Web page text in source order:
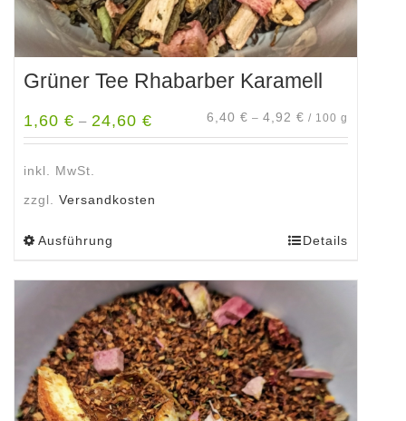
Grüner Tee Rhabarber Karamell
1,60 € – 24,60 € 6,40 € – 4,92 € / 100 g
inkl. MwSt.
zzgl. Versandkosten
Ausführung
weist
mehrere
Varianten
auf.
Die
Optionen
Details